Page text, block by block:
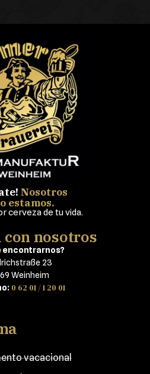
Nosotros
estamos.
cerveza de tu vida.
con nosotros
encontrarnos?
23
Weinheim
0 62 01 / 1 20 01
vacacional